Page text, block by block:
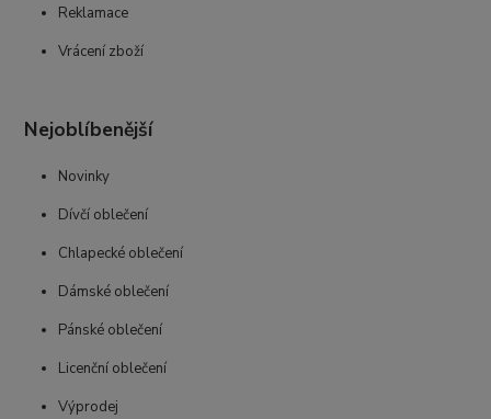
Reklamace
Vrácení zboží
Nejoblíbenější
Novinky
Dívčí oblečení
Chlapecké oblečení
Dámské oblečení
Pánské oblečení
Licenční oblečení
Výprodej